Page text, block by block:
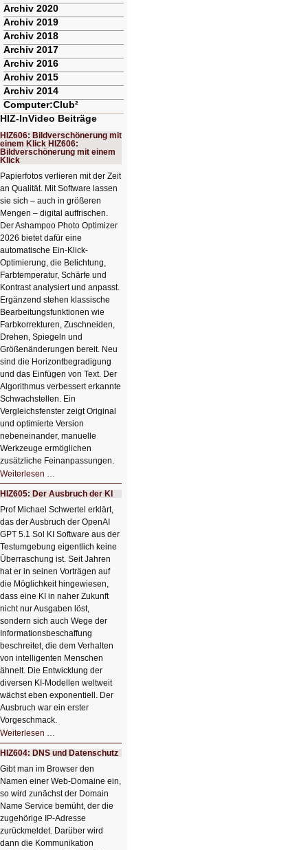
Archiv 2020
Archiv 2019
Archiv 2018
Archiv 2017
Archiv 2016
Archiv 2015
Archiv 2014
Computer:Club²
HIZ-InVideo Beiträge
HIZ606: Bildverschönerung mit
einem Klick HIZ606:
Bildverschönerung mit einem
Klick
Papierfotos verlieren mit der Zeit
an Qualität. Mit Software lassen
sie sich – auch in größeren
Mengen – digital auffrischen.
Der Ashampoo Photo Optimizer
2026 bietet dafür eine
automatische Ein-Klick-
Optimierung, die Belichtung,
Farbtemperatur, Schärfe und
Kontrast analysiert und anpasst.
Ergänzend stehen klassische
Bearbeitungsfunktionen wie
Farbkorrekturen, Zuschneiden,
Drehen, Spiegeln und
Größenänderungen bereit. Neu
sind die Horizontbegradigung
und das Einfügen von Text. Der
Algorithmus verbessert erkannte
Schwachstellen. Ein
Vergleichsfenster zeigt Original
und optimierte Version
nebeneinander, manuelle
Werkzeuge ermöglichen
zusätzliche Feinanpassungen.
Weiterlesen …
Bildverschönerung
mit
einem
Klick
HIZ606:
Bildverschönerung
mit
einem
Klick
HIZ605: Der Ausbruch der KI
Prof Michael Schwertel erklärt,
das der Ausbruch der OpenAI
GPT 5.1 Sol KI Software aus der
Testumgebung eigentlich keine
Überraschung ist. Seit Jahren
hat er in seinen Vorträgen auf
die Möglichkeit hingewiesen,
dass eine KI in naher Zukunft
nicht nur Ausgaben löst,
sondern sich auch Wege der
Informationsbeschaffung
beschreitet, die dem Verhalten
von intelligenten Menschen
ähnelt. Die Entwicklung der
diversen KI-Modellen weltweit
wächst eben exponentiell. Der
Ausbruch war ein erster
Vorgeschmack.
Weiterlesen …
Der
Ausbruch
der
KI
HIZ604: DNS und Datenschutz
Gibt man im Browser den
Namen einer Web-Domaine ein,
so wird zunächst der Domain
Name Service bemüht, der die
zugehörige IP-Adresse
zurückmeldet. Darüber wird
dann die Kommunikation